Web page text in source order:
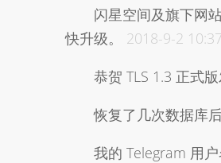
闪星空间及旗下网
快升级。
2018-9-2
恭贺 TLS 1.3 正式
恢复了几次数据库
我的 Telegram 用户